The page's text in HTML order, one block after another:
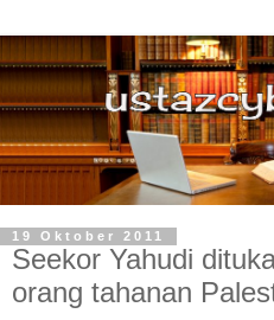
19 Oktober 2011
Seekor Yahudi
orang tahanan